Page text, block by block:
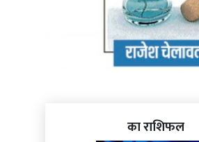
का राशिफल